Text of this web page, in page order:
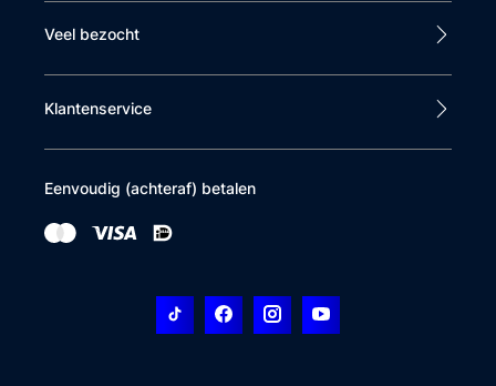
Veel bezocht
Klantenservice
Eenvoudig (achteraf) betalen